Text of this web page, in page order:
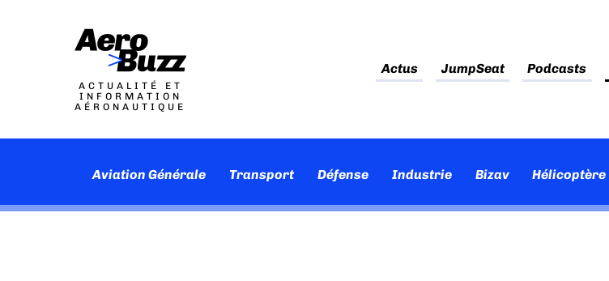
ACTUALITÉ ET
INFORMATION
AÉRONAUTIQUE
Actus JumpSeat Podcasts
Aviation Générale Transport Défense Industrie Bizav Hélicoptère